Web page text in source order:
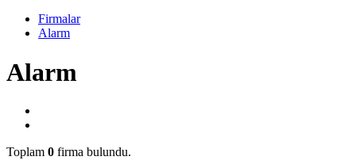
Firmalar
Alarm
Alarm
Toplam 0 firma bulundu.